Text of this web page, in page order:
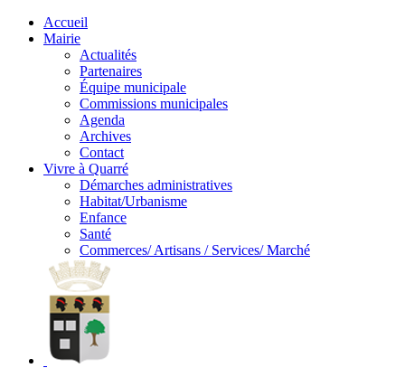
Accueil
Mairie
Actualités
Partenaires
Équipe municipale
Commissions municipales
Agenda
Archives
Contact
Vivre à Quarré
Démarches administratives
Habitat/Urbanisme
Enfance
Santé
Commerces/ Artisans / Services/ Marché